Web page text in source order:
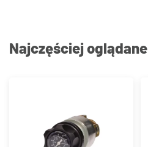
Najczęściej oglądane